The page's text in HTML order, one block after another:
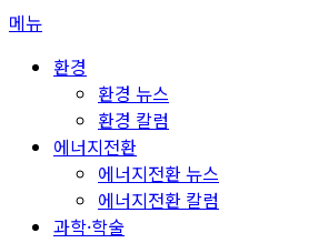
콘
메뉴
환경
환경 뉴스
환경 칼럼
에너지전환
에너지전환 뉴스
에너지전환 칼럼
과학·학술